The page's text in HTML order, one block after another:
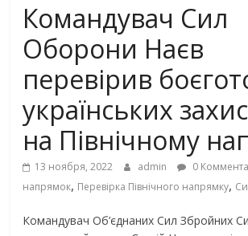
Командувач Сил
Оборони Наєв
перевірив
українських
на Північному
13 ноября, 2022 admin 0
напрямок, Перевірка Північного напрямку,
Командувач Об’єднаних Сил Збройних